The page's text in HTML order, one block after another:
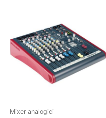
Mixer analogici